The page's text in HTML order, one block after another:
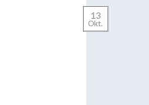
13
Okt.